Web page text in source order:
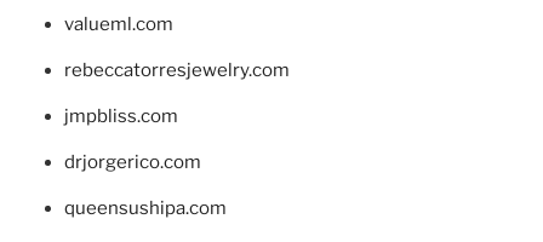
valueml.com
rebeccatorresjewelry.com
jmpbliss.com
drjorgerico.com
queensushipa.com